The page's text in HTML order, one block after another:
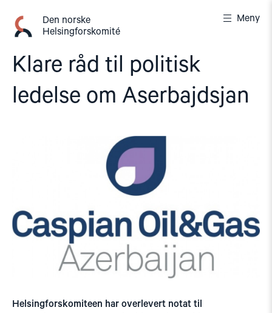
innhold
Den norske
Helsingforskomité
Meny
Klare råd til politisk
ledelse om Aserbajdsjan
Helsingforskomiteen har overlevert notat til